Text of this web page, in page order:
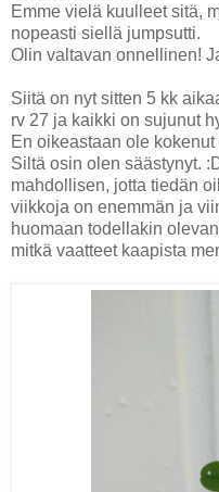
Emme vielä kuulleet sitä,
nopeasti siellä jumpsutti.
Olin valtavan onnellinen!
Siitä on nyt sitten 5 kk
rv 27 ja kaikki on sujunut
En oikeastaan ole
Siltä osin olen säästynyt.
mahdollisen, jotta tiedän
viikkoja on enemmän ja
huomaan todellakin
mitkä vaatteet kaapista